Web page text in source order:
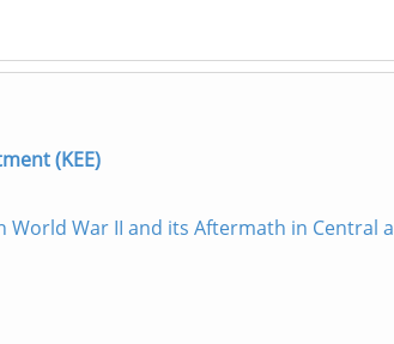
(KEE)
World War II and its Aftermath in Central